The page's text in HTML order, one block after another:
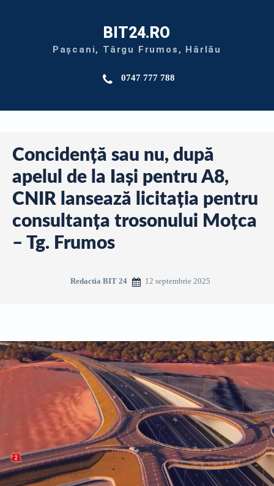
BIT24.RO
Pașcani, Târgu Frumos, Hârlău
0747 777 788
Concidență sau nu, după
apelul de la Iași pentru A8,
CNIR lansează licitația pentru
consultanța trosonului Moțca
– Tg. Frumos
Redactia BIT 24 12 septembrie 2025